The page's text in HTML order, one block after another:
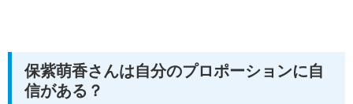
保紫萌香さんは自分のプロポーションに自
信がある？